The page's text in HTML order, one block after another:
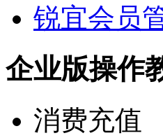
锐宜会员
企业版操作
消费充值